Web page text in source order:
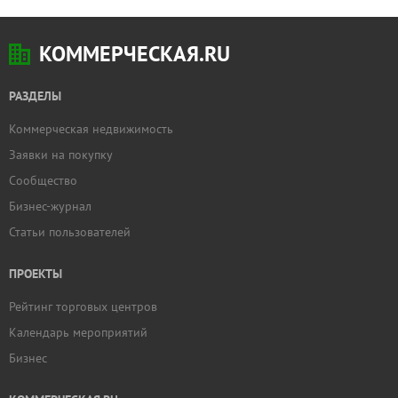
КОММЕРЧЕСКАЯ.RU
РАЗДЕЛЫ
Коммерческая недвижимость
Заявки на покупку
Сообщество
Бизнес-журнал
Статьи пользователей
ПРОЕКТЫ
Рейтинг торговых центров
Календарь мероприятий
Бизнес